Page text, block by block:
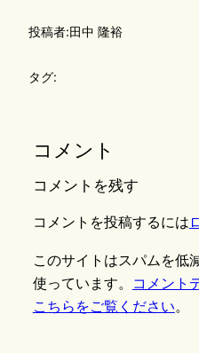
投稿者:田中 隆裕
タグ:
コメント
コメントを残す
コメントを投稿するには
このサイトはスパムを
使っています。
コメント
こちらをご覧ください。